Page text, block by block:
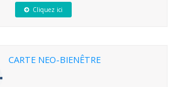
Cliquez ici
CARTE NEO-BIENÊTRE